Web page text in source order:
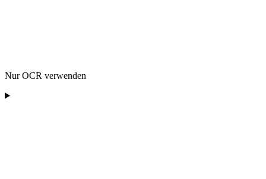
Nur OCR verwenden